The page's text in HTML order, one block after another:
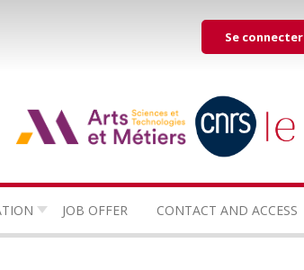
Menu
du
de
l'utilisateur
Se connecter
JOB OFFER CONTACT AND ACCESS